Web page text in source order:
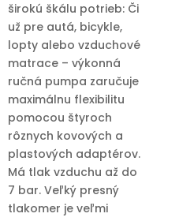
širokú škálu potrieb: Či
už pre autá, bicykle,
lopty alebo vzduchové
matrace – výkonná
ručná pumpa zaručuje
maximálnu flexibilitu
pomocou štyroch
rôznych kovových a
plastových adaptérov.
Má tlak vzduchu až do
7 bar. Veľký presný
tlakomer je veľmi